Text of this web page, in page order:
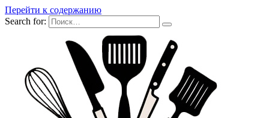
Перейти к содержанию
Search for: